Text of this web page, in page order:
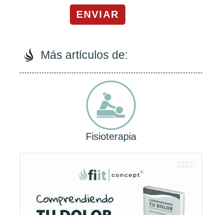
ENVIAR
Más artículos de:
Fisioterapia